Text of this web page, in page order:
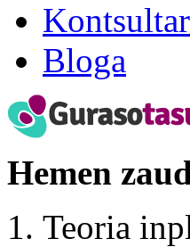
Bloga
Hemen
Teoria